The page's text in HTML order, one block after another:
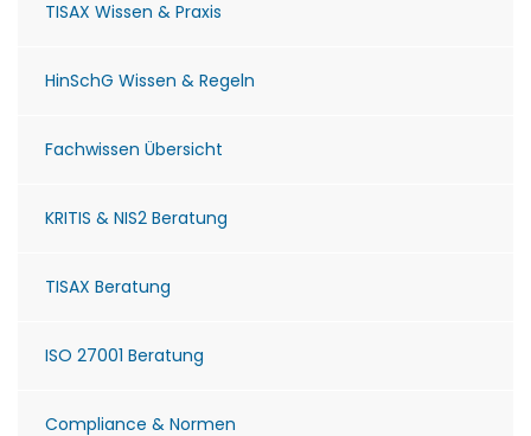
TISAX Wissen & Praxis
HinSchG Wissen & Regeln
Fachwissen Übersicht
KRITIS & NIS2 Beratung
TISAX Beratung
ISO 27001 Beratung
Compliance & Normen